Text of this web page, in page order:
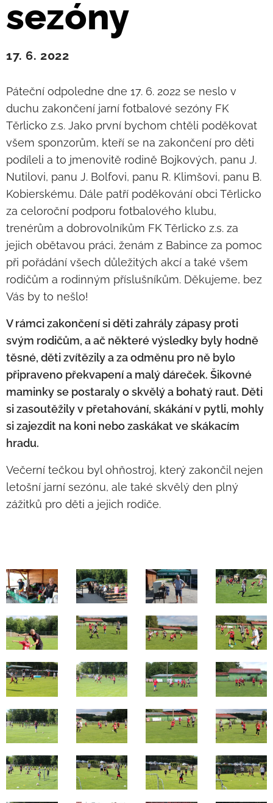
sezóny
17. 6. 2022
Páteční odpoledne dne 17. 6. 2022 se neslo v
duchu zakončení jarní fotbalové sezóny FK
Těrlicko z.s. Jako první bychom chtěli poděkovat
všem sponzorům, kteří se na zakončení pro děti
podíleli a to jmenovitě rodině Bojkových, panu J.
Nutilovi, panu J. Bolfovi, panu R. Klimšovi, panu B.
Kobierskému. Dále patří poděkování obci Těrlicko
za celoroční podporu fotbalového klubu,
trenérům a dobrovolníkům FK Těrlicko z.s. za
jejich obětavou práci, ženám z Babince za pomoc
při pořádání všech důležitých akcí a také všem
rodičům a rodinným příslušníkům. Děkujeme, bez
Vás by to nešlo!
V rámci zakončení si děti zahrály zápasy proti
svým rodičům, a ač některé výsledky byly hodně
těsné, děti zvítězily a za odměnu pro ně bylo
připraveno překvapení a malý dáreček. Šikovné
maminky se postaraly o skvělý a bohatý raut. Děti
si zasoutěžily v přetahování, skákání v pytli, mohly
si zajezdit na koni nebo zaskákat ve skákacím
hradu.
Večerní tečkou byl ohňostroj, který zakončil nejen
letošní jarní sezónu, ale také skvělý den plný
zážitků pro děti a jejich rodiče.